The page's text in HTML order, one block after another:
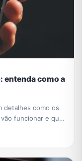
entenda como a
detalhes como os
funcionar e qual